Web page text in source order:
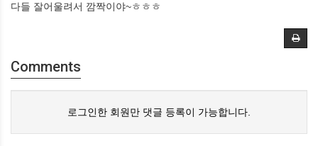
다들 잘어울려서 깜짝이야~ㅎㅎㅎ
Comments
로그인한 회원만 댓글 등록이 가능합니다.